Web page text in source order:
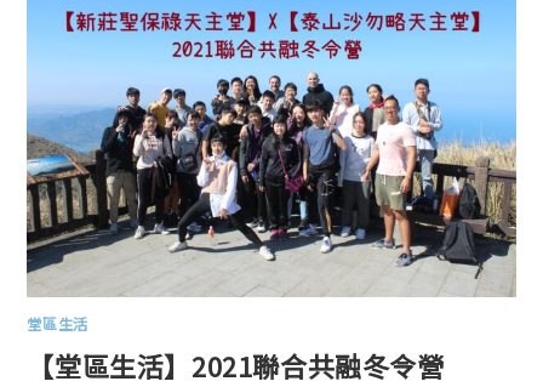
堂區生活
【堂區生活】2021聯合共融冬令營